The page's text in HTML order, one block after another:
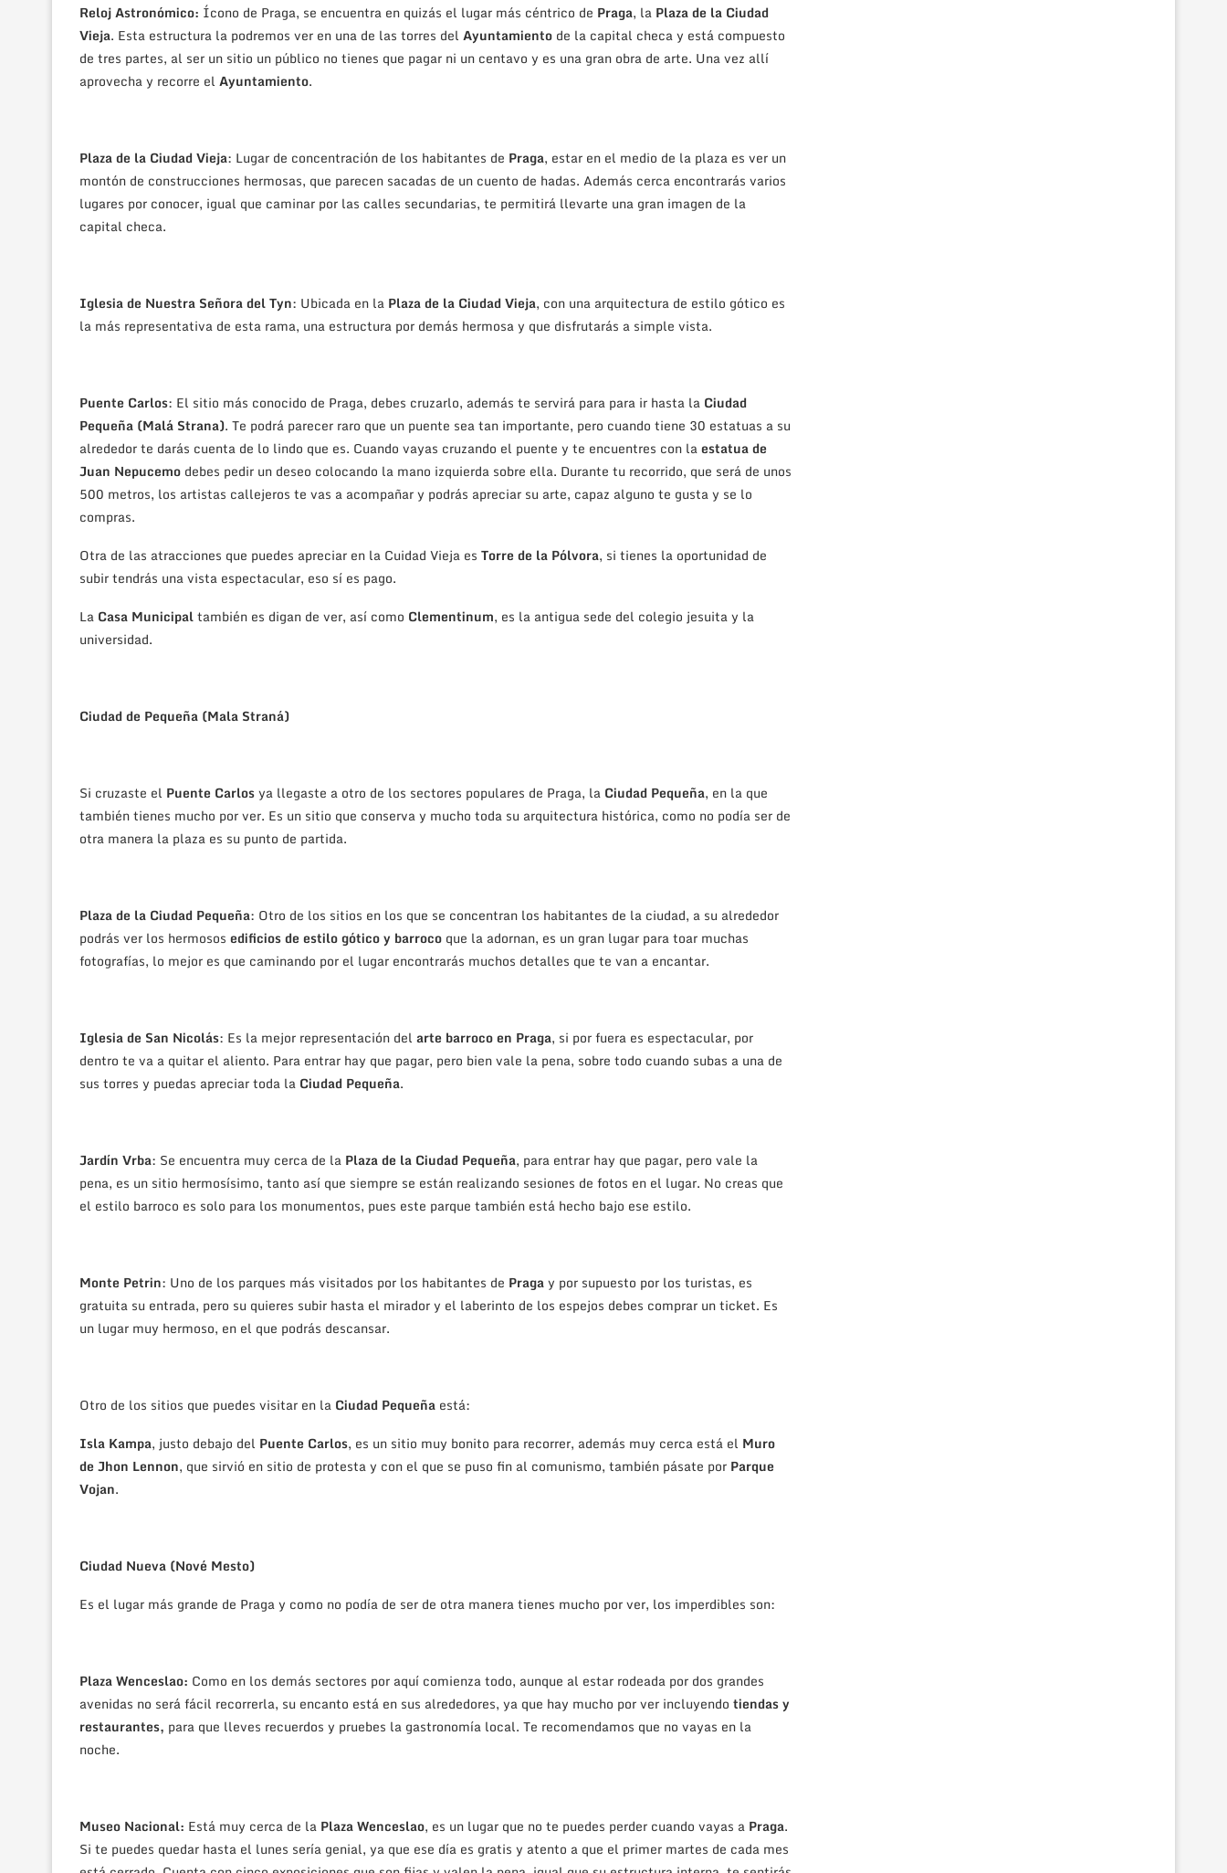
Reloj Astronómico: Ícono de Praga, se encuentra en quizás el lugar más céntrico de Praga, la Plaza de la Ciudad
Vieja. Esta estructura la podremos ver en una de las torres del Ayuntamiento de la capital checa y está compuesto
de tres partes, al ser un sitio un público no tienes que pagar ni un centavo y es una gran obra de arte. Una vez allí
aprovecha y recorre el Ayuntamiento.
Plaza de la Ciudad Vieja: Lugar de concentración de los habitantes de Praga, estar en el medio de la plaza es ver un
montón de construcciones hermosas, que parecen sacadas de un cuento de hadas. Además cerca encontrarás varios
lugares por conocer, igual que caminar por las calles secundarias, te permitirá llevarte una gran imagen de la
capital checa.
Iglesia de Nuestra Señora del Tyn: Ubicada en la Plaza de la Ciudad Vieja, con una arquitectura de estilo gótico es
la más representativa de esta rama, una estructura por demás hermosa y que disfrutarás a simple vista.
Puente Carlos: El sitio más conocido de Praga, debes cruzarlo, además te servirá para para ir hasta la Ciudad
Pequeña (Malá Strana). Te podrá parecer raro que un puente sea tan importante, pero cuando tiene 30 estatuas a su
alrededor te darás cuenta de lo lindo que es. Cuando vayas cruzando el puente y te encuentres con laestatua de
Juan Nepucemo debes pedir un deseo colocando la mano izquierda sobre ella. Durante tu recorrido, que será de unos
500 metros, los artistas callejeros te vas a acompañar y podrás apreciar su arte, capaz alguno te gusta y se lo
compras.
Otra de las atracciones que puedes apreciar en la Cuidad Vieja es Torre de la Pólvora, si tienes la oportunidad de
subir tendrás una vista espectacular, eso sí es pago.
La Casa Municipaltambién es digan de ver, así como Clementinum, es la antigua sede del colegio jesuita y la
universidad.
Ciudad de Pequeña (Mala Straná)
Si cruzaste el Puente Carlosya llegaste a otro de los sectores populares de Praga, la Ciudad Pequeña, en la que
también tienes mucho por ver. Es un sitio que conserva y mucho toda su arquitectura histórica, como no podía ser de
otra manera la plaza es su punto de partida.
Plaza de la Ciudad Pequeña: Otro de los sitios en los que se concentran los habitantes de la ciudad, a su alrededor
podrás ver los hermosos edificios de estilo gótico y barroco que la adornan, es un gran lugar para toar muchas
fotografías, lo mejor es que caminando por el lugar encontrarás muchos detalles que te van a encantar.
Iglesia de San Nicolás: Es la mejor representación del arte barroco en Praga, si por fuera es espectacular, por
dentro te va a quitar el aliento. Para entrar hay que pagar, pero bien vale la pena, sobre todo cuando subas a una de
sus torres y puedas apreciar toda la Ciudad Pequeña.
Jardín Vrba: Se encuentra muy cerca de la Plaza de la Ciudad Pequeña, para entrar hay que pagar, pero vale la
pena, es un sitio hermosísimo, tanto así que siempre se están realizando sesiones de fotos en el lugar. No creas que
el estilo barroco es solo para los monumentos, pues este parque también está hecho bajo ese estilo.
Monte Petrin: Uno de los parques más visitados por los habitantes de Pragay por supuesto por los turistas, es
gratuita su entrada, pero su quieres subir hasta el mirador y el laberinto de los espejos debes comprar un ticket. Es
un lugar muy hermoso, en el que podrás descansar.
Otro de los sitios que puedes visitar en la Ciudad Pequeña está:
Isla Kampa, justo debajo del Puente Carlos, es un sitio muy bonito para recorrer, además muy cerca está el Muro
de Jhon Lennon, que sirvió en sitio de protesta y con el que se puso fin al comunismo, también pásate por Parque
Vojan.
Ciudad Nueva (Nové Mesto)
Es el lugar más grande de Praga y como no podía de ser de otra manera tienes mucho por ver, los imperdibles son:
Plaza Wenceslao: Como en los demás sectores por aquí comienza todo, aunque al estar rodeada por dos grandes
avenidas no será fácil recorrerla, su encanto está en sus alrededores, ya que hay mucho por ver incluyendo tiendas y
restaurantes, para que lleves recuerdos y pruebes la gastronomía local. Te recomendamos que no vayas en la
noche.
Museo Nacional: Está muy cerca de la Plaza Wenceslao, es un lugar que no te puedes perder cuando vayas a Praga.
Si te puedes quedar hasta el lunes sería genial, ya que ese día es gratis y atento a que el primer martes de cada mes